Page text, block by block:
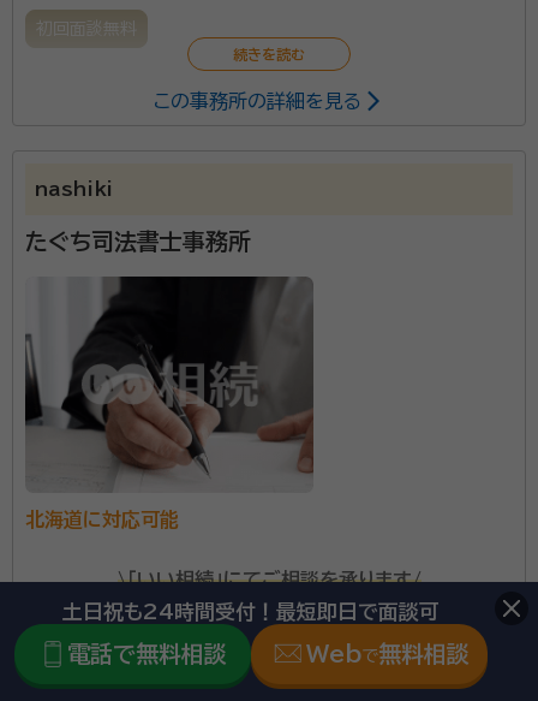
す。 初回相談は30分無料なので、相続に関して少しで
も不安がある場合は、ぜひ気軽にご相談ください。
初回面談無料
この事務所の詳細を見る
nashiki
たぐち司法書士事務所
北海道に対応可能
\「いい相続」にてご相談を承ります/
phone お電話でのご相談 無料
土日祝も24時間受付！最短即日で面談可
電話で無料相談 Webで無料相談